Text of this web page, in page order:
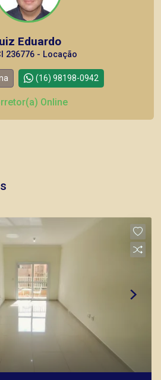
Eduardo
236776 - Locação
(16) 98198-0942
Online